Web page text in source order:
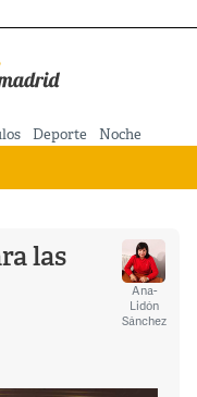
Deporte Noche
las
Ana-
Lidón
Sánchez